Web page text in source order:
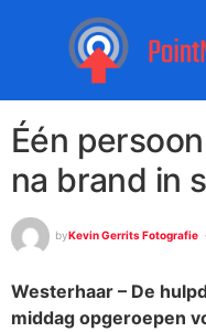
Één
na brand in
byKevin Gerrits Fotografie
Westerhaar – De
middag opgeroepen